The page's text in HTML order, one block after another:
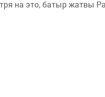
на это, батыр жатвы